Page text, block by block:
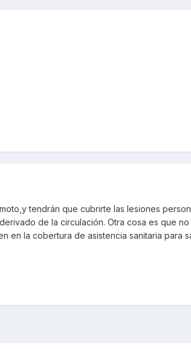
tendrán que cubrirte las lesiones
de la circulación. Otra cosa es que
en la cobertura de asistencia sanitaria para